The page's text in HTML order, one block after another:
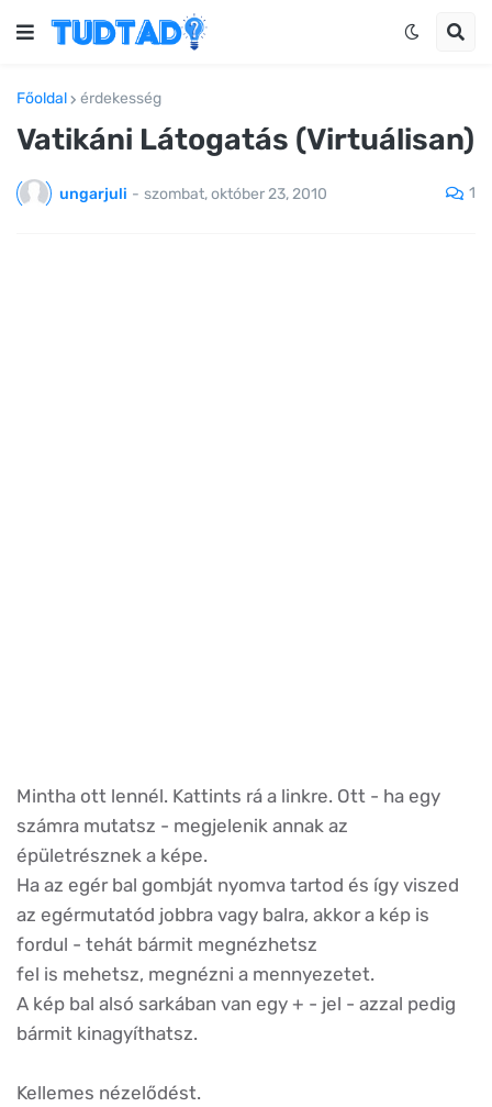
Főoldal érdekesség
Vatikáni Látogatás (Virtuálisan)
ungarjuli - szombat, október 23, 2010 1
Mintha ott lennél. Kattints rá a linkre. Ott - ha egy
számra mutatsz - megjelenik annak az
épületrésznek a képe.
Ha az egér bal gombját nyomva tartod és így viszed
az egérmutatód jobbra vagy balra, akkor a kép is
fordul - tehát bármit megnézhetsz
fel is mehetsz, megnézni a mennyezetet.
A kép bal alsó sarkában van egy + - jel - azzal pedig
bármit kinagyíthatsz.
Kellemes nézelődést.